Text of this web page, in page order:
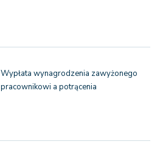
Wypłata wynagrodzenia zawyżonego
pracownikowi a potrącenia